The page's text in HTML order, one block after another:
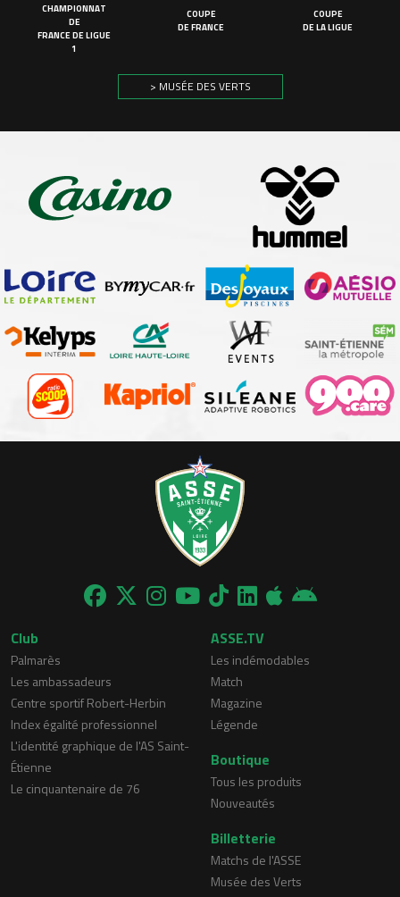
CHAMPIONNAT
DE
FRANCE DE LIGUE
1
COUPE
DE FRANCE
COUPE
DE LA LIGUE
> MUSÉE DES VERTS
Club
Palmarès
Les ambassadeurs
Centre sportif Robert-Herbin
Index égalité professionnel
L'identité graphique de l'AS Saint-
Étienne
Le cinquantenaire de 76
ASSE.TV
Les indémodables
Match
Magazine
Légende
Boutique
Tous les produits
Nouveautés
Billetterie
Matchs de l'ASSE
Musée des Verts